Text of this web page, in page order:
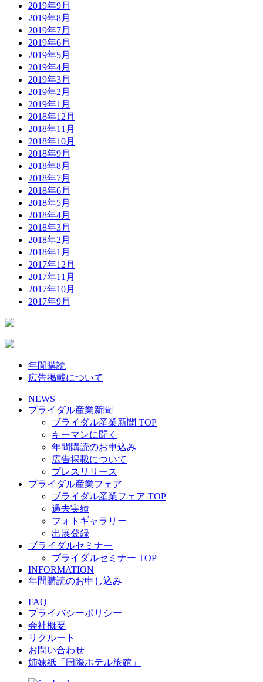
2019年9月
2019年8月
2019年7月
2019年6月
2019年5月
2019年4月
2019年3月
2019年2月
2019年1月
2018年12月
2018年11月
2018年10月
2018年9月
2018年8月
2018年7月
2018年6月
2018年5月
2018年4月
2018年3月
2018年2月
2018年1月
2017年12月
2017年11月
2017年10月
2017年9月
年間購読
広告掲載について
NEWS
ブライダル産業新聞
ブライダル産業新聞 TOP
キーマンに聞く
年間購読のお申込み
広告掲載について
プレスリリース
ブライダル産業フェア
ブライダル産業フェア TOP
過去実績
フォトギャラリー
出展登録
ブライダルセミナー
ブライダルセミナー TOP
INFORMATION
年間購読のお申し込み
FAQ
プライバシーポリシー
会社概要
リクルート
お問い合わせ
姉妹紙「国際ホテル旅館」